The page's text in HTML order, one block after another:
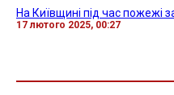
На Київщині під час пожежі
17 лютого 2025, 00:27